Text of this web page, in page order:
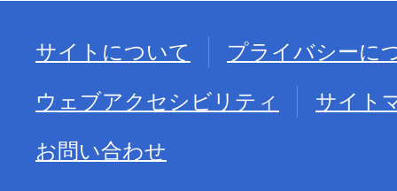
サイトについて
プライバシーに
ウェブアクセシビリティ
サイト
お問い合わせ